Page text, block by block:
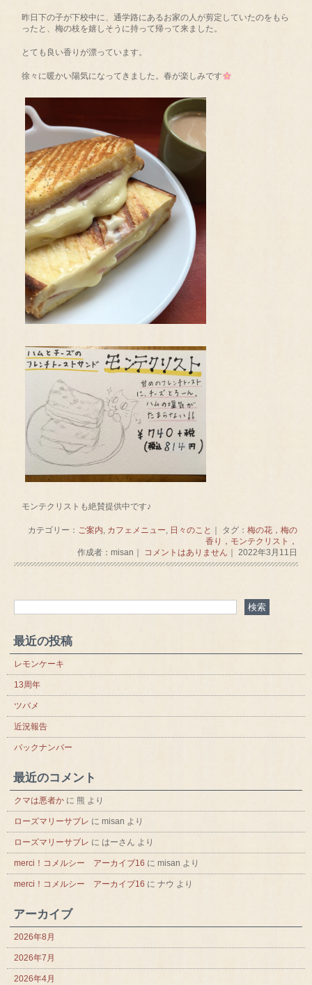
昨日下の子が下校中に、通学路にあるお家の人が剪定していたのをもら
ったと、梅の枝を嬉しそうに持って帰って来ました。
とても良い香りが漂っています。
徐々に暖かい陽気になってきました。春が楽しみです
モンテクリストも絶賛提供中です♪
カテゴリー： ご案内, カフェメニュー, 日々のこと ｜ タグ： 梅の花，梅の
香り，モンテクリスト，
作成者：misan｜ コメントはありません ｜ 2022年3月11日
最近の投稿
レモンケーキ
13周年
ツバメ
近況報告
バックナンバー
最近のコメント
クマは悪者か に 熊 より
ローズマリーサブレ に misan より
ローズマリーサブレ に はーさん より
merci！コメルシー アーカイブ16 に misan より
merci！コメルシー アーカイブ16 に ナウ より
アーカイブ
2026年8月
2026年7月
2026年4月